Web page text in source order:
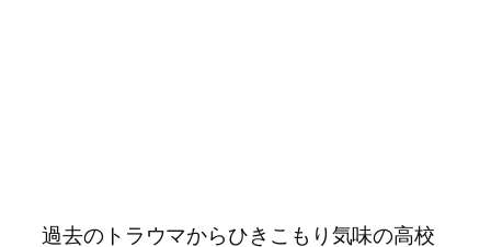
過去のトラウマからひきこもり気味の高校